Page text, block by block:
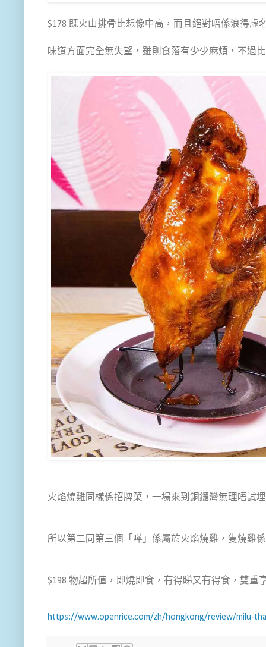
$178 既火山排骨比想像中高，而且絕對唔係浪得虛
味道方面完全無失望，雖則食落有少少麻煩，不過
火焰燒雞同樣係招牌菜，一場來到銅鑼灣無理唔試
所以第二同第三個「嘩」係屬於火焰燒雞，隻燒雞
$198 物超所值，即燒即食，有得睇又有得食，雙重
https://www.openrice.com/zh/hongkong/review/milu-